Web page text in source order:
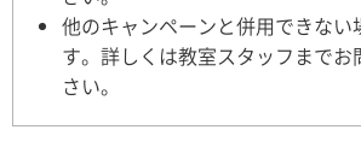
他のキャンペーンと併用できない
す。詳しくは教室スタッフまでお
さい。